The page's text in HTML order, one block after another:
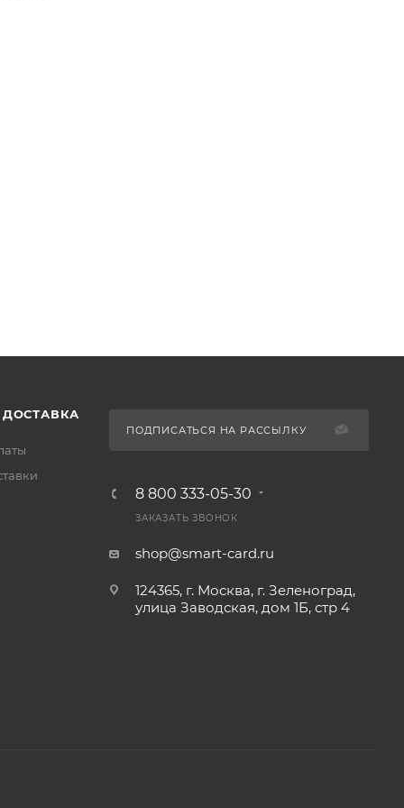
ПОДПИСАТЬСЯ НА РАССЫЛКУ
8 800 333-05-30
ЗАКАЗАТЬ ЗВОНОК
shop@smart-card.ru
124365, г. Москва, г. Зеленоград,
улица Заводская, дом 1Б, стр 4